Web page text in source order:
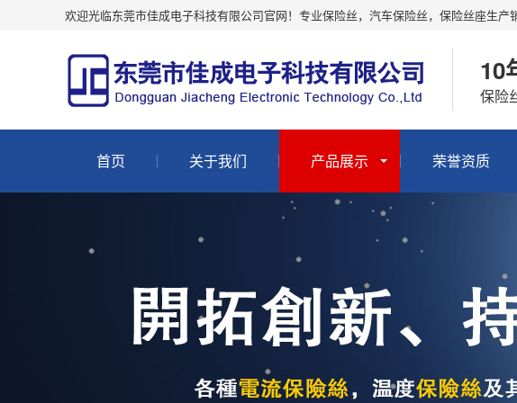
欢迎光临东莞市佳成电子科技有限公司官网！专业保险丝，汽车保险丝，保险丝座生产
10
保险
首页 关于我们 产品展示 荣誉资质